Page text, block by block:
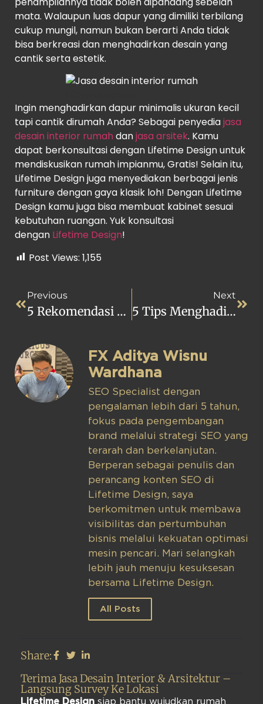
mata. Walaupun luas dapur yang dimiliki terbilang
cukup mungil, namun bukan berarti Anda tidak
bisa berkreasi dan menghadirkan desain yang
cantik serta estetik.
Ingin menghadirkan dapur minimalis ukuran kecil
tapi cantik dirumah Anda? Sebagai penyediajasa
desain interior rumah danjasa arsitek. Kamu
dapat berkonsultasi dengan Lifetime Design untuk
mendiskusikan rumah impianmu, Gratis! Selain itu,
Lifetime Design juga menyediakan berbagai jenis
furniture dengan gaya klasik loh! Dengan Lifetime
Design kamu juga bisa membuat kabinet sesuai
kebutuhan ruangan. Yuk konsultasi
dengan Lifetime Design!
Post Views: 1,155
Previous
5 Rekomendasi Warna Cat Pagar Rumah Mewah Dan Elegan
Next
5 Tips Menghadirkan Taman Rumah Mewah Anda
FX Aditya Wisnu
Wardhana
SEO Specialist dengan
pengalaman lebih dari 5 tahun,
fokus pada pengembangan
brand melalui strategi SEO yang
terarah dan berkelanjutan.
Berperan sebagai penulis dan
perancang konten SEO di
Lifetime Design, saya
berkomitmen untuk membawa
visibilitas dan pertumbuhan
bisnis melalui kekuatan optimasi
mesin pencari. Mari selangkah
lebih jauh menuju kesuksesan
bersama Lifetime Design.
All Posts
Share:
Terima Jasa Desain Interior & Arsitektur –
Langsung Survey Ke Lokasi
Lifetime Design siap bantu wujudkan rumah